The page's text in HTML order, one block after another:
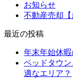
お知らせ
不動産売却【
最近の投稿
年末年始休
ベッドタウ
適なエリア？